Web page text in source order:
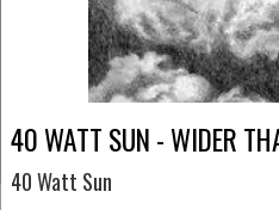
40 WATT SUN - WIDER
40 Watt Sun